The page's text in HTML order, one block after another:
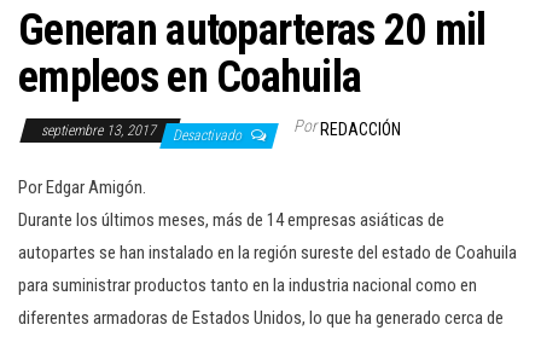
i
n
Generan autoparteras 20 mil
empleos en Coahuila
septiembre 13, 2017 Desactivado Por REDACCIÓN
Por Edgar Amigón.
Durante los últimos meses, más de 14 empresas asiáticas de
autopartes se han instalado en la región sureste del estado de Coahuila
para suministrar productos tanto en la industria nacional como en
diferentes armadoras de Estados Unidos, lo que ha generado cerca de